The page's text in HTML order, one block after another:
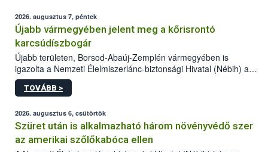
2026. augusztus 7, péntek
Újabb vármegyében jelent meg a kőrisrontó
karcsúdíszbogár
Újabb területen, Borsod-Abaúj-Zemplén vármegyében is
igazolta a Nemzeti Élelmiszerlánc-biztonsági Hivatal (Nébih) a
kőrisrontó karcsúdíszbogár (Agrilus planipennis) jelenlétét. A
kártevőt nem csak színcsapdában találták meg, de már fertőzött
az intenzív felderítést, emellett az intézkedéseket a szlovák
hatósággal is összehangolják a terjedés megállítása érdekében.
TOVÁBB >
2026. augusztus 6, csütörtök
Szüret után is alkalmazható három növényvédő szer
az amerikai szőlőkabóca ellen